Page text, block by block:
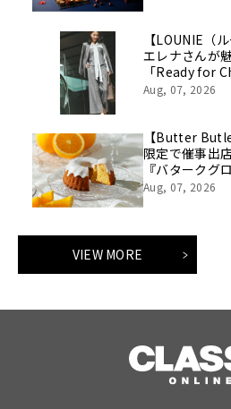
【LOUNIE（
エレナさんが
「Ready for
くる「10days
Aug, 07, 2026
【Butter
限定で催事出
『バタークグ
用意してお待
Aug, 07, 2026
VIEW MORE